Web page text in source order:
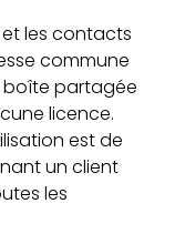
les contacts
commune
boîte partagée
licence.
est de
un client
les